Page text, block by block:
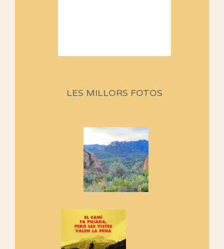
Si no podem caminar, alguna
cosa hem de fer...
Els Centpeus signen el
Manifest a favor dels Camins
Si ets una entitat o associació
adhereix-te al manifest!
Rebem un diploma dels
LES MILLORS FOTOS